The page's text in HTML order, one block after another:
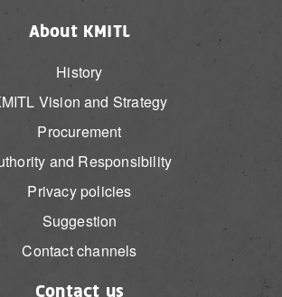
About KMITL
History
Vision and Strategy
Procurement
and Responsibility
Privacy policies
Suggestion
Contact channels
Contact us